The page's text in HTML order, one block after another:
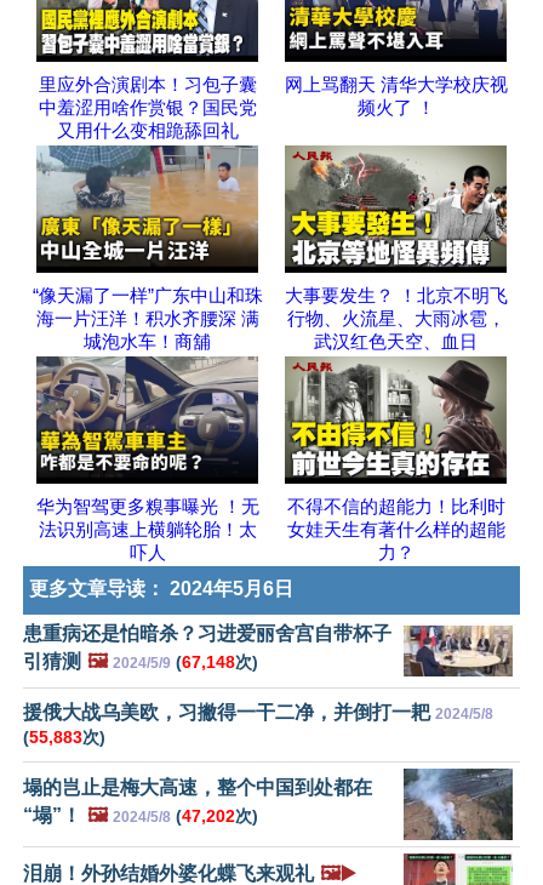
里应外合演剧本！习包子囊
中羞涩用啥作赏银？国民党
又用什么变相跪舔回礼
网上骂翻天 清华大学校庆视
频火了 ！
“像天漏了一样”广东中山和珠
海一片汪洋！积水齐腰深 满
城泡水车！商舖
大事要发生？ ！北京不明飞
行物、火流星、大雨冰雹，
武汉红色天空、血日
华为智驾更多糗事曝光 ！无
法识别高速上横躺轮胎！太
吓人
不得不信的超能力！比利时
女娃天生有著什么样的超能
力？
更多文章导读： 2024年5月6日
患重病还是怕暗杀？习进爱丽舍宫自带杯子
引猜测 🖼️ 2024/5/9 (67,148次)
援俄大战乌美欧，习撇得一干二净，并倒打一耙 2024/5/8
(55,883次)
塌的岂止是梅大高速，整个中国到处都在
“塌”！
🖼️ 2024/5/8 (47,202次)
泪崩！外孙结婚外婆化蝶飞来观礼 🖼️▶️